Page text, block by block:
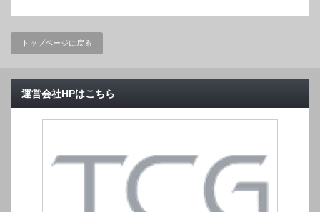
トップページに戻る
運営会社HPはこちら